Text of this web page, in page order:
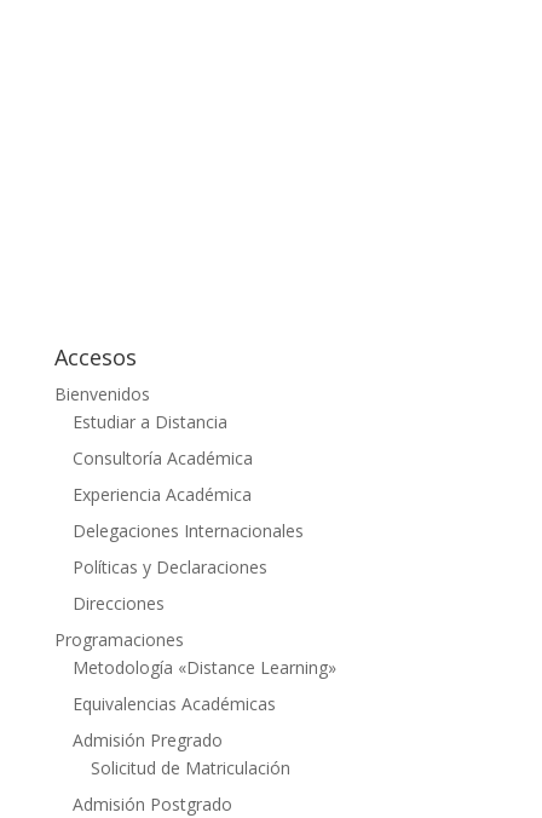
Accesos
Bienvenidos
Estudiar a Distancia
Consultoría Académica
Experiencia Académica
Delegaciones Internacionales
Políticas y Declaraciones
Direcciones
Programaciones
Metodología «Distance Learning»
Equivalencias Académicas
Admisión Pregrado
Solicitud de Matriculación
Admisión Postgrado